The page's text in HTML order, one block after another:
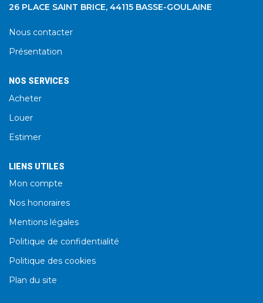
26 PLACE SAINT BRICE, 44115 BASSE-GOULAINE
Nous contacter
Présentation
NOS SERVICES
Acheter
Louer
Estimer
LIENS UTILES
Mon compte
Nos honoraires
Mentions légales
Politique de confidentialité
Politique des cookies
Plan du site